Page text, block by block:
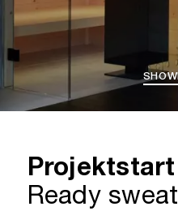
Projektstart
Ready